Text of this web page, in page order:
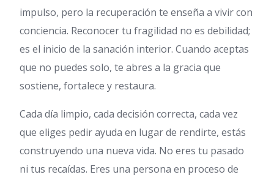
impulso, pero la recuperación te enseña a vivir con
conciencia. Reconocer tu fragilidad no es debilidad;
es el inicio de la sanación interior. Cuando aceptas
que no puedes solo, te abres a la gracia que
sostiene, fortalece y restaura.
Cada día limpio, cada decisión correcta, cada vez
que eliges pedir ayuda en lugar de rendirte, estás
construyendo una nueva vida. No eres tu pasado
ni tus recaídas. Eres una persona en proceso de